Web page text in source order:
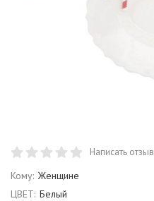
Написать отзыв
Кому: Женщине
ЦВЕТ: Белый